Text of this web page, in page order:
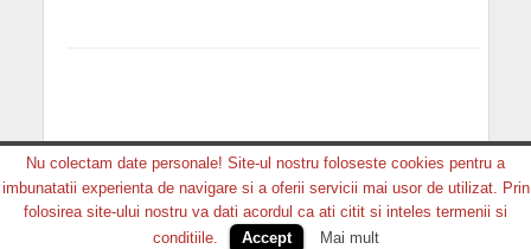
Copyright © 2026. MEDIA GRUP PRODUCTION. Toate
drepturile rezervate.
Nu colectam date personale! Site-ul nostru foloseste cookies pentru a
imbunatatii experienta de navigare si a oferii servicii mai usor de utilizat. Prin
folosirea site-ului nostru va dati acordul ca ati citit si inteles termenii si
conditiile.
Accept Mai mult